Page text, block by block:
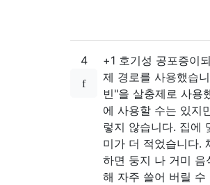
4
+1 호기성 공포증이
제 경로를 사용했습
빈"을 살충제로 사용
에 사용할 수는 있지
렇지 않습니다. 집에
미가 더 적었습니다.
하면 둥지 나 거미 음
해 자주 쓸어 버릴 수